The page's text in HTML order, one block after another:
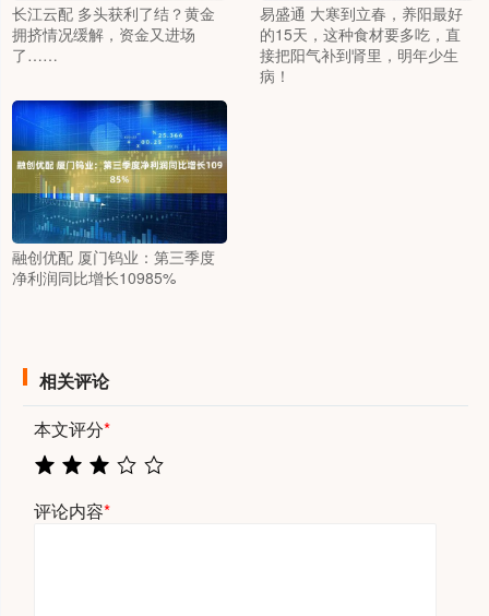
长江云配 多头获利了结？黄金
拥挤情况缓解，资金又进场
了……
易盛通 大寒到立春，养阳最好
的15天，这种食材要多吃，直
接把阳气补到肾里，明年少生
病！
融创优配 厦门钨业：第三季度
净利润同比增长10985%
相关评论
本文评分*
评论内容*